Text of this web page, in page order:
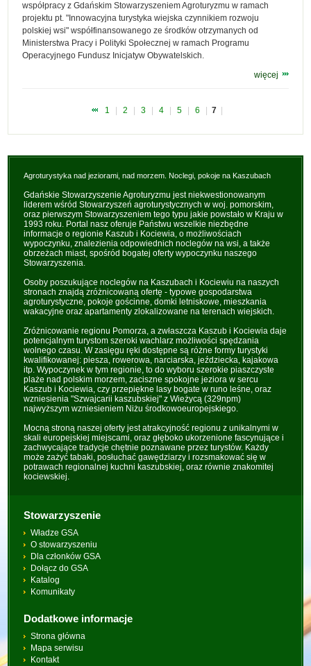
współpracy z Gdańskim Stowarzyszeniem Agroturyzmu w ramach
projektu pt. "Innowacyjna turystyka wiejska czynnikiem rozwoju
polskiej wsi" współfinansowanego ze środków otrzymanych od
Ministerstwa Pracy i Polityki Społecznej w ramach Programu
Operacyjnego Fundusz Inicjatyw Obywatelskich.
więcej
1 2 3 4 5 6 7
Agroturystyka nad jeziorami, nad morzem. Noclegi, pokoje na Kaszubach
Gdańskie Stowarzyszenie Agroturyzmu jest niekwestionowanym
liderem wśród Stowarzyszeń agroturystycznych w woj. pomorskim,
oraz pierwszym Stowarzyszeniem tego typu jakie powstało w Kraju w
1993 roku. Portal nasz oferuje Państwu wszelkie niezbędne
informacje o regionie Kaszub i Kociewia, o możliwościach
wypoczynku, znalezienia odpowiednich noclegów na wsi, a także
obrzeżach miast, spośród bogatej oferty wypoczynku naszego
Stowarzyszenia.
Osoby poszukujące noclegów na Kaszubach i Kociewiu na naszych
stronach znajdą zróżnicowaną ofertę - typowe gospodarstwa
agroturystyczne, pokoje gościnne, domki letniskowe, mieszkania
wakacyjne oraz apartamenty zlokalizowane na terenach wiejskich.
Zróżnicowanie regionu Pomorza, a zwłaszcza Kaszub i Kociewia daje
potencjalnym turystom szeroki wachlarz możliwości spędzania
wolnego czasu. W zasięgu ręki dostępne są różne formy turystyki
kwalifikowanej: piesza, rowerowa, narciarska, jeździecka, kajakowa
itp. Wypoczynek w tym regionie, to do wyboru szerokie piaszczyste
plaże nad polskim morzem, zaciszne spokojne jeziora w sercu
Kaszub i Kociewia, czy przepiękne lasy bogate w runo leśne, oraz
wzniesienia "Szwajcarii kaszubskiej" z Wieżycą (329npm)
najwyższym wzniesieniem Niżu środkowoeuropejskiego.
Mocną stroną naszej oferty jest atrakcyjność regionu z unikalnymi w
skali europejskiej miejscami, oraz głęboko ukorzenione fascynujące i
zachwycające tradycje chętnie poznawane przez turystów. Każdy
może zażyć tabaki, posłuchać gawędziarzy i rozsmakować się w
potrawach regionalnej kuchni kaszubskiej, oraz równie znakomitej
kociewskiej.
Stowarzyszenie
Władze GSA
O stowarzyszeniu
Dla członków GSA
Dołącz do GSA
Katalog
Komunikaty
Dodatkowe informacje
Strona główna
Mapa serwisu
Kontakt